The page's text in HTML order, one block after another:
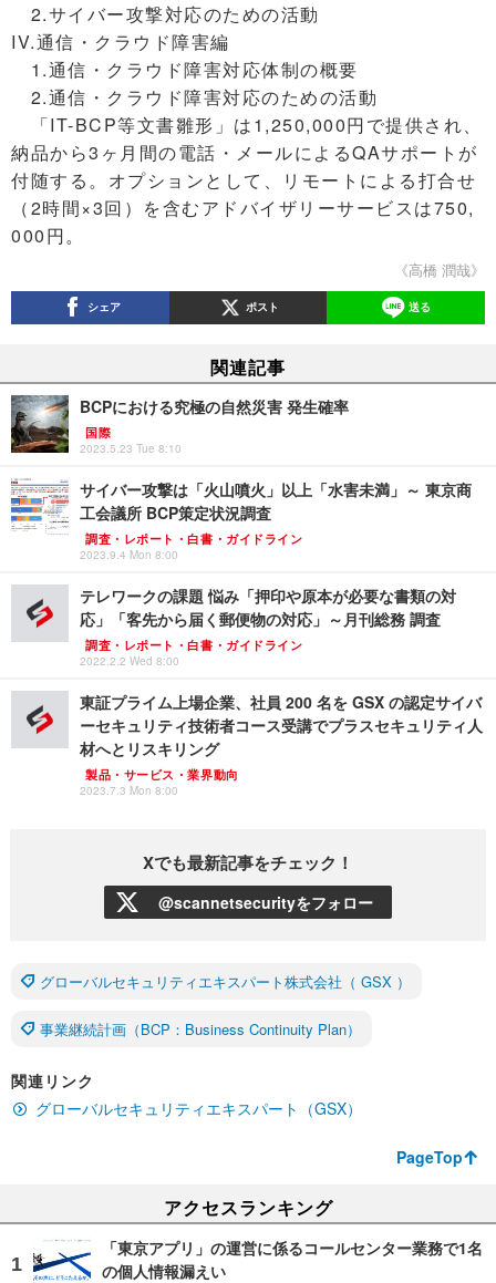
2.サイバー攻撃対応のための活動
IV.通信・クラウド障害編
1.通信・クラウド障害対応体制の概要
2.通信・クラウド障害対応のための活動
「IT-BCP等文書雛形」は1,250,000円で提供され、
納品から3ヶ月間の電話・メールによるQAサポートが
付随する。オプションとして、リモートによる打合せ
（2時間×3回）を含むアドバイザリーサービスは750,
000円。
《高橋 潤哉》
シェア ポスト 送る
関連記事
BCPにおける究極の自然災害 発生確率
国際
2023.5.23 Tue 8:10
サイバー攻撃は「火山噴火」以上「水害未満」～ 東京商
工会議所 BCP策定状況調査
調査・レポート・白書・ガイドライン
2023.9.4 Mon 8:00
テレワークの課題 悩み「押印や原本が必要な書類の対
応」「客先から届く郵便物の対応」～月刊総務 調査
調査・レポート・白書・ガイドライン
2022.2.2 Wed 8:00
東証プライム上場企業、社員 200 名を GSX の認定サイバ
ーセキュリティ技術者コース受講でプラスセキュリティ人
材へとリスキリング
製品・サービス・業界動向
2023.7.3 Mon 8:00
Xでも最新記事をチェック！
@scannetsecurityをフォロー
グローバルセキュリティエキスパート株式会社（ GSX ）
事業継続計画（BCP：Business Continuity Plan）
関連リンク
グローバルセキュリティエキスパート（GSX）
PageTop
アクセスランキング
「東京アプリ」の運営に係るコールセンター業務で1名
の個人情報漏えい